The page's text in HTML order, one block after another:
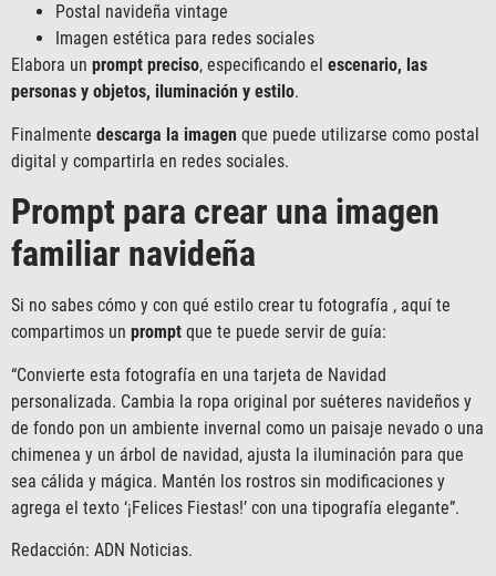
Postal navideña vintage
Imagen estética para redes sociales
Elabora un prompt preciso, especificando el escenario, las
personas y objetos, iluminación y estilo.
Finalmente descarga la imagen que puede utilizarse como postal
digital y compartirla en redes sociales.
Prompt para crear una imagen
familiar navideña
Si no sabes cómo y con qué estilo crear tu fotografía , aquí te
compartimos un prompt que te puede servir de guía:
“Convierte esta fotografía en una tarjeta de Navidad
personalizada. Cambia la ropa original por suéteres navideños y
de fondo pon un ambiente invernal como un paisaje nevado o una
chimenea y un árbol de navidad, ajusta la iluminación para que
sea cálida y mágica. Mantén los rostros sin modificaciones y
agrega el texto ‘¡Felices Fiestas!’ con una tipografía elegante”.
Redacción: ADN Noticias.